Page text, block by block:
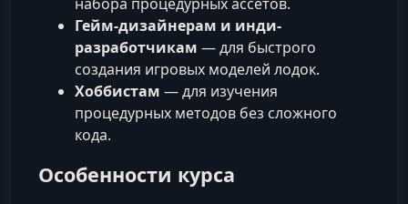
Гейм-дизайнерам и инди-
разработчикам — для быстрого
создания игровых моделей лодок.
Хоббистам — для изучения
процедурных методов без сложного
кода.
Особенности курса